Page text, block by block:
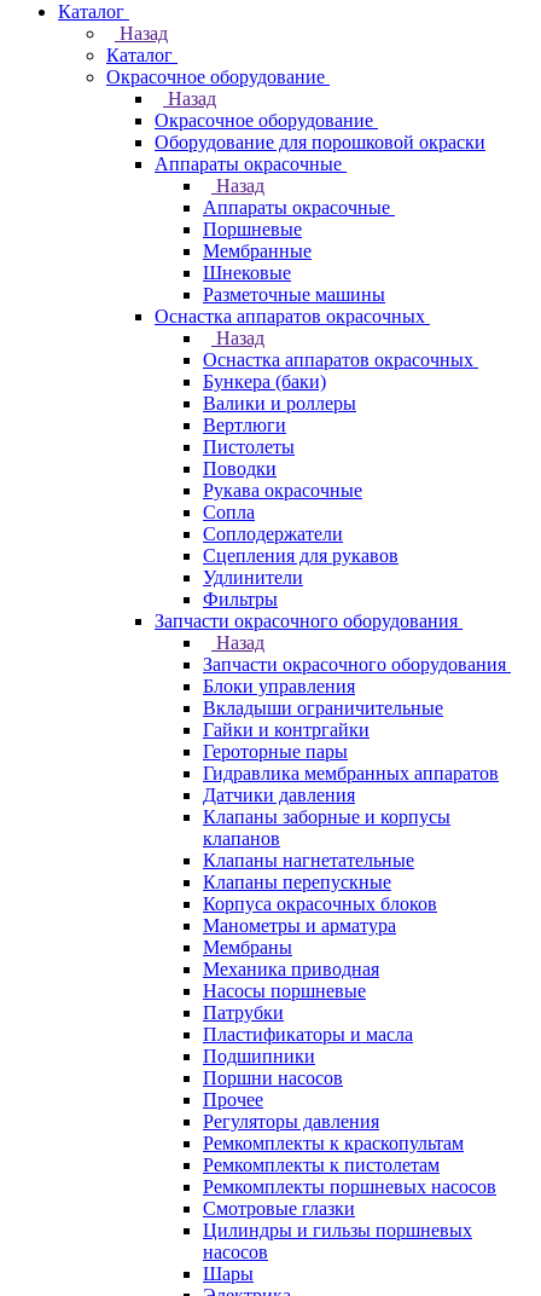
Каталог
Назад
Каталог
Окрасочное оборудование
Назад
Окрасочное оборудование
Оборудование для порошковой окраски
Аппараты окрасочные
Назад
Аппараты окрасочные
Поршневые
Мембранные
Шнековые
Разметочные машины
Оснастка аппаратов окрасочных
Назад
Оснастка аппаратов окрасочных
Бункера (баки)
Валики и роллеры
Вертлюги
Пистолеты
Поводки
Рукава окрасочные
Сопла
Соплодержатели
Сцепления для рукавов
Удлинители
Фильтры
Запчасти окрасочного оборудования
Назад
Запчасти окрасочного оборудования
Блоки управления
Вкладыши ограничительные
Гайки и контргайки
Героторные пары
Гидравлика мембранных аппаратов
Датчики давления
Клапаны заборные и корпусы
клапанов
Клапаны нагнетательные
Клапаны перепускные
Корпуса окрасочных блоков
Манометры и арматура
Мембраны
Механика приводная
Насосы поршневые
Патрубки
Пластификаторы и масла
Подшипники
Поршни насосов
Прочее
Регуляторы давления
Ремкомплекты к краскопультам
Ремкомплекты к пистолетам
Ремкомплекты поршневых насосов
Смотровые глазки
Цилиндры и гильзы поршневых
насосов
Шары